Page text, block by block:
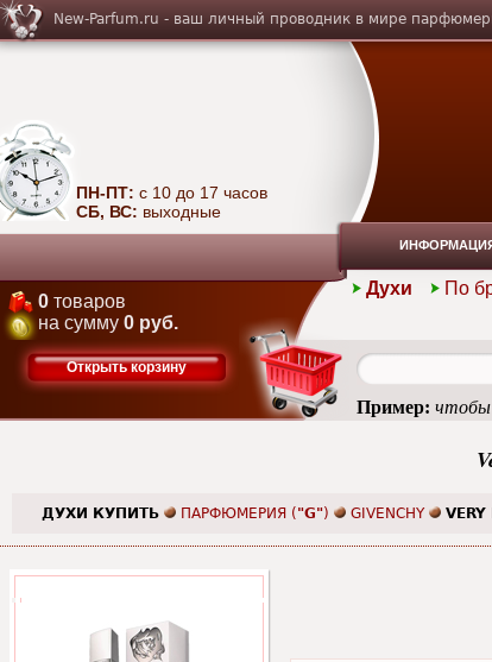
ДУХИ КУПИТЬ ПАРФЮМЕРИЯ ( "G") GIVENCHY VERY
New-Parfum.ru - ваш личный проводник в мире
ПН-ПТ: с 10 до 17 часов
СБ, ВС: выходные
Духи По
0 товаров
на сумму 0 руб.
Открыть корзину
Пример: чтобы